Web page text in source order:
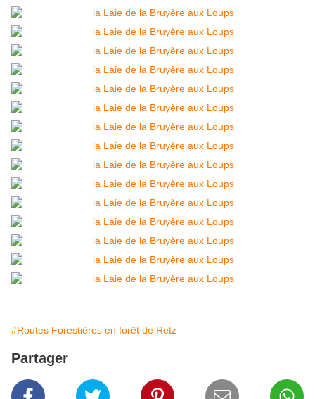
#Routes Forestières en forêt de Retz
Partager